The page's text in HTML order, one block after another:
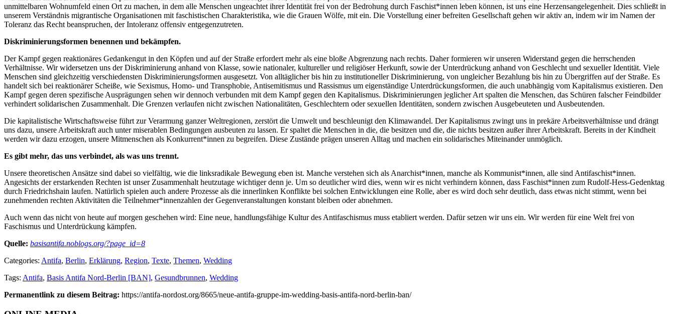
unmittelbaren Wohnumfeld einen Ort zu machen, in dem alle Menschen ungeachtet ihrer Identität frei von der Bedrohung durch Faschist*innen leben können, ist uns eine Herzensangelegenheit. Dies schließt in
unserem Verständnis migrantische Organisationen mit faschistischen Charakteristika, wie die Grauen Wölfe, mit ein. Die Vorstellung einer befreiten Gesellschaft gehen wir aktiv an, indem wir im Namen der
Toleranz das Recht beanspruchen, der Intoleranz offensiv entgegenzutreten.
Diskriminierungsformen benennen und bekämpfen.
Der Kampf gegen reaktionäres Gedankengut in den Köpfen und auf der Straße erfordert mehr als eine bloße Abgrenzung nach rechts. Daher formieren wir unseren Widerstand gegen die herrschenden
Verhältnisse. Wir widersetzen uns der Diskriminierung anhand von Klasse, sowie nationaler, kultureller und religiöser Herkunft, sowie der Unterdrückung anhand von Geschlecht und sexueller Identität. Viele
Menschen sind gleichzeitig verschiedensten Diskriminierungsformen ausgesetzt. Von alltäglicher bis hin zu institutioneller Diskriminierung, von ungleicher Bezahlung bis hin zu Übergriffen auf der Straße. Es
handelt sich bei reaktionärer Scheiße, wie Sexismus, Homo- und Transphobie, Antisemitismus und Rassismus um eigenständige Unterdrückungsformen, die auch unabhängig vom Kapitalismus existieren. Den
Kampf gegen deren spezifische Ausprägungen sehen wir dennoch verbunden mit dem Kampf gegen den Kapitalismus. Diskriminierungen jeglicher Art spalten die Menschen, das Schüren falscher Feindbilder
verhindert solidarischen Zusammenhalt. Die Grenzen verlaufen nicht zwischen Nationalitäten, Geschlechtern oder sexuellen Identitäten, sondern zwischen Ausgebeuteten und Ausbeutenden.
Die kapitalistische Wirtschaftsweise führt zur Verarmung ganzer Weltregionen, zerstört die Umwelt und beschleunigt den Klimawandel. Der Kapitalismus zwingt uns in prekäre Arbeitsverhältnisse und drängt
uns dazu, unsere Arbeitskraft auch unter miserablen Bedingungen ausbeuten zu lassen. Er spaltet die Menschen in die, die besitzen und die, die nichts besitzen außer ihrer Arbeitskraft. Bereits in der Kindheit
werden wir dazu erzogen, unsere Mitmenschen als Konkurrent*innen zu begreifen. Diese Zustände prägen unseren Alltag und machen ein solidarisches Miteinander unmöglich.
Es gibt mehr, das uns verbindet, als was uns trennt.
Unsere theoretischen Ansätze sind dabei so vielfältig, wie die linksradikale Bewegung eben ist. Manche verstehen sich als Anarchist*innen, manche als Kommunist*innen, alle sind Antifaschist*innen.
Angesichts der erstarkenden Rechten ist unser Zusammenhalt heutzutage wichtiger denn je. Um so deutlicher wird dies, wenn wir es nicht verhindern können, dass Faschist*innen zum Rudolf-Hess-Gedenktag
durch Friedrichshain laufen. Natürlich spielen auch andere Prozesse als die innerlinken Konflikte bei solchen Entwicklungen eine Rolle, aber es wird doch sehr deutlich, dass etwas nicht stimmt, wenn bei
zunehmenden rechten Aktivitäten die Teilnehmer*innenzahlen der Gegenveranstaltungen konstant bleiben oder abnehmen.
Auch wenn das nicht von heute auf morgen geschehen wird: Eine neue, handlungsfähige Kultur des Antifaschismus muss etabliert werden. Dafür setzen wir uns ein. Wir werden für eine Welt frei von
Faschismus und Unterdrückung kämpfen.
Quelle: basisantifa.noblogs.org/?page_id=8
Categories: Antifa, Berlin, Erklärung, Region, Texte, Themen, Wedding
Tags: Antifa, Basis Antifa Nord-Berlin [BAN], Gesundbrunnen, Wedding
Permanentlink zu diesem Beitrag: https://antifa-nordost.org/8665/neue-antifa-gruppe-im-wedding-basis-antifa-nord-berlin-ban/